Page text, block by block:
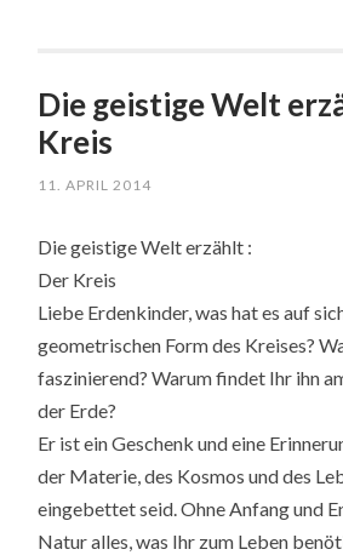
Die geistige Welt
Kreis
11. APRIL 2014
Die geistige Welt erzählt :
Der Kreis
Liebe Erdenkinder, was hat es auf
geometrischen Form des Kreises?
faszinierend? Warum findet Ihr ihn
der Erde?
Er ist ein Geschenk und eine
der Materie, des Kosmos und des
eingebettet seid. Ohne Anfang und
Natur alles, was Ihr zum Leben